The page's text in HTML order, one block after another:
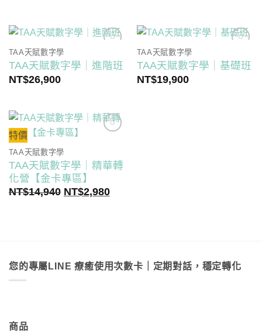
NT$163,200。
格：
NT$75,800。
NT$81,600。
TAA天賦數字學
TAA天賦數字學｜進階班
NT$26,900
TAA天賦數字學
TAA天賦數字學｜基礎班
NT$19,900
特價
TAA天賦數字學
TAA天賦數字學｜精華轉
化營【金卡專區】
NT$14,940 原
NT$2,980目
您的專屬LINE 療癒使用次數卡｜定期對話，穩定轉化
商品